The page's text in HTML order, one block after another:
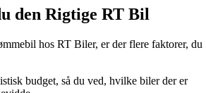
den Rigtige RT Bil
hos RT Biler, er der flere faktorer, du
budget, så du ved, hvilke biler der er